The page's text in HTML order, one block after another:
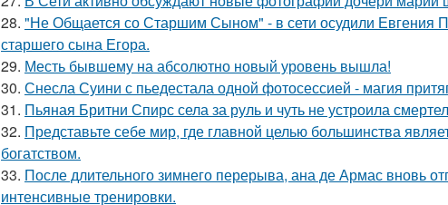
28. "Не Общается со Старшим Сыном" - в сети осудили Евгения
старшего сына Егора.
29. Месть бывшему на абсолютно новый уровень вышла!
30. Снесла Суини с пьедестала одной фотосессией - магия
31. Пьяная Бритни Спирс села за руль и чуть не устроила
32. Представьте себе мир, где главной целью большинства
богатством.
33. После длительного зимнего перерыва, ана де Армас вновь
интенсивные тренировки.